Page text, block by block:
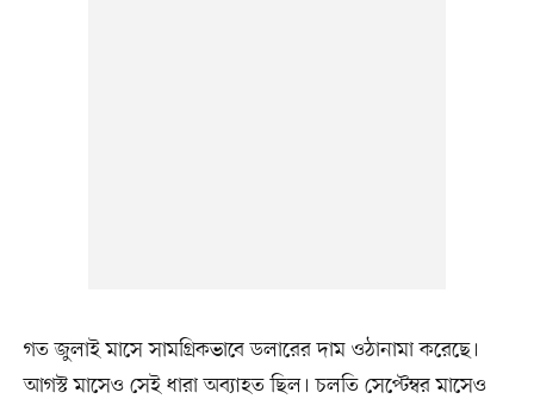
গত জুলাই মাসে সামগ্রিকভাবে ডলারের দাম ওঠানামা করেছে।
আগস্ট মাসেও সেই ধারা অব্যাহত ছিল। চলতি সেপ্টেম্বর মাসেও